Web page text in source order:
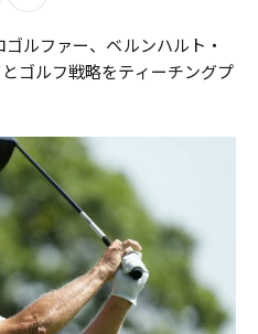
ルファー、ベルンハルト・
ゴルフ戦略をティーチングプ